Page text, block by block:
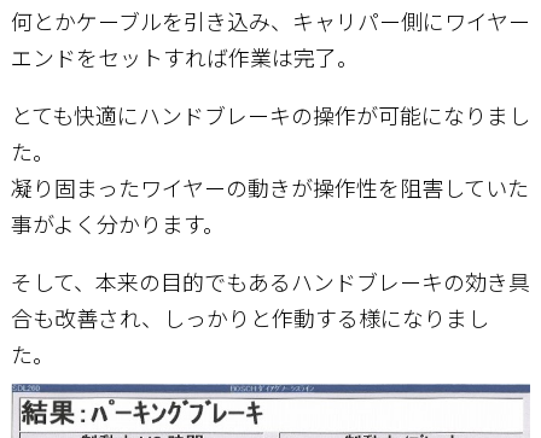
何とかケーブルを引き込み、キャリパー側にワイヤー
エンドをセットすれば作業は完了。
とても快適にハンドブレーキの操作が可能になりまし
た。
凝り固まったワイヤーの動きが操作性を阻害していた
事がよく分かります。
そして、本来の目的でもあるハンドブレーキの効き具
合も改善され、しっかりと作動する様になりまし
た。